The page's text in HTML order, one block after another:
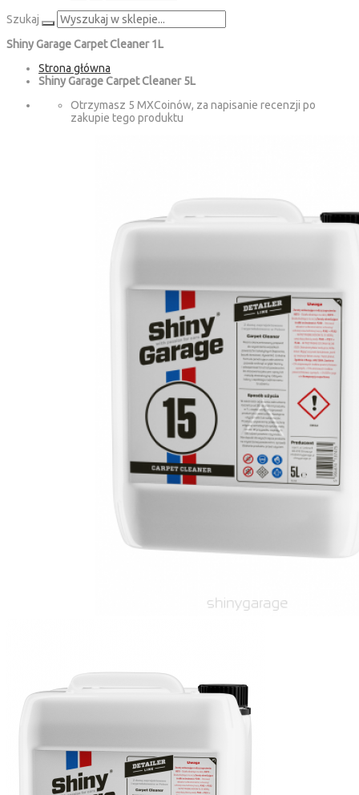
Szukaj
Shiny Garage Carpet Cleaner 1L
Strona główna
Shiny Garage Carpet Cleaner 5L
Otrzymasz 5 MXCoinów, za napisanie recenzji po
zakupie tego produktu